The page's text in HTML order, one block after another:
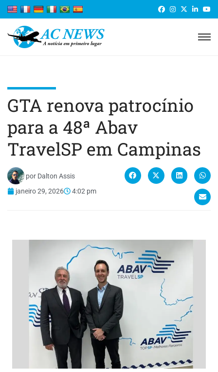
GTA renova patrocínio
para a 48ª Abav
TravelSP em Campinas
por Dalton Assis
janeiro 29, 2026
4:02 pm